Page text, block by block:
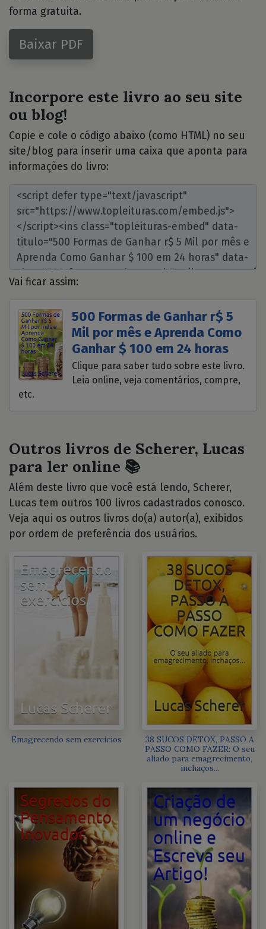
forma gratuita.
Baixar PDF
Incorpore este livro ao seu site
ou blog!
Copie e cole o código abaixo (como HTML) no seu
site/blog para inserir uma caixa que aponta para
informações do livro:
Vai ficar assim:
500 Formas de Ganhar r$ 5
Mil por mês e Aprenda Como
Ganhar $ 100 em 24 horas
Clique para saber tudo sobre este livro.
Leia online, veja comentários, compre,
etc.
Outros livros de Scherer, Lucas
para ler online 📚
Além deste livro que você está lendo, Scherer,
Lucas tem outros 100 livros cadastrados conosco.
Veja aqui os outros livros do(a) autor(a), exibidos
por ordem de preferência dos usuários.
Emagrecendo sem exercicios
38 SUCOS DETOX, PASSO A
PASSO COMO FAZER: O seu
aliado para emagrecimento,
inchaços...